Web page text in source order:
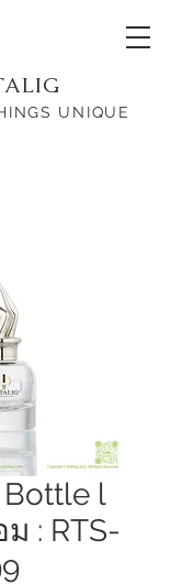
UNIQUE
l
: RTS-